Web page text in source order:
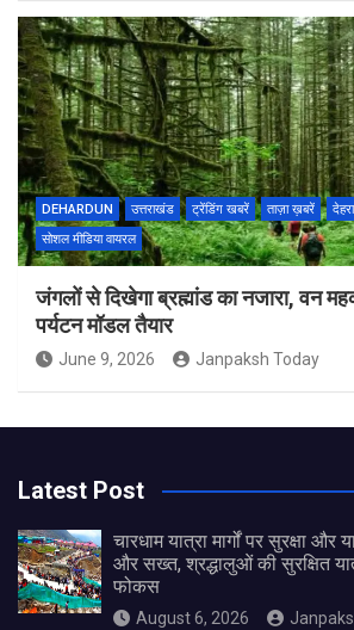
DEHARDUN उत्तराखंड ट्रेंडिंग खबरें ताज़ा ख़बरें
सोशल मीडिया वायरल
जंगलों से दिखेगा ब्रह्मांड का नजारा, वन
पर्यटन मॉडल तैयार
June 9, 2026 Janpaksh Today
Latest Post
चारधाम यात्रा मार्गों पर सुरक्षा और
और सख्त, श्रद्धालुओं की सुरक्षित
फोकस
August 6, 2026